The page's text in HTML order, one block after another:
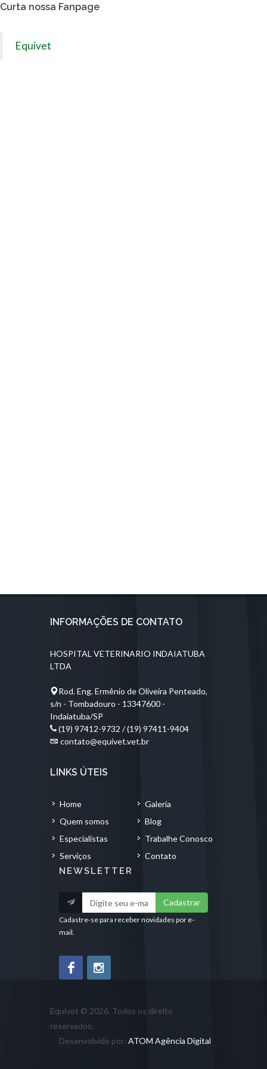
Curta nossa Fanpage
Equivet
INFORMAÇÕES DE CONTATO
HOSPITAL VETERINARIO INDAIATUBA
LTDA
Rod. Eng. Ermênio de Oliveira Penteado,
s/n - Tombadouro - 13347600 -
Indaiatuba/SP
(19) 97412-9732 / (19) 97411-9404
contato@equivet.vet.br
LINKS ÚTEIS
Home
Quem somos
Especialistas
Serviços
Galeria
Blog
Trabalhe Conosco
Contato
NEWSLETTER
Cadastrar
Cadastre-se para receber novidades por e-
mail.
Equivet © 2026. Todos os direito
reservados.
Desenvolvido por: ATOM Agência Digital